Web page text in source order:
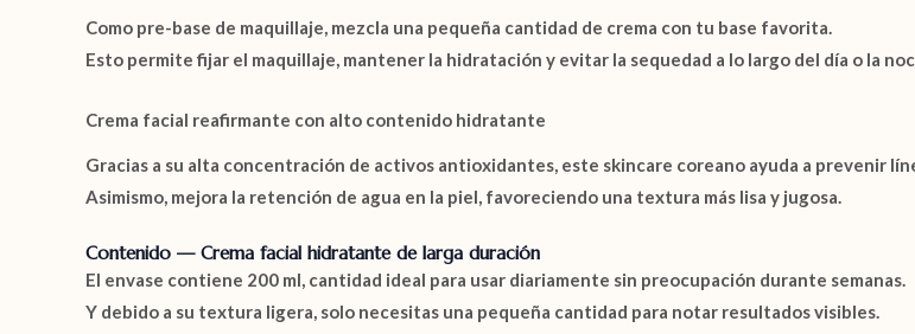
Como pre-base de maquillaje, mezcla una pequeña cantidad de crema con tu base favorita.
Esto permite fijar el maquillaje, mantener la hidratación y evitar la sequedad a lo largo del día o la
Crema facial reafirmante con alto contenido hidratante
Gracias a su alta concentración de activos antioxidantes, este skincare coreano ayuda a prevenir
Asimismo, mejora la retención de agua en la piel, favoreciendo una textura más lisa y jugosa.
Contenido — Crema facial hidratante de larga duración
El envase contiene 200 ml, cantidad ideal para usar diariamente sin preocupación durante semanas.
Y debido a su textura ligera, solo necesitas una pequeña cantidad para notar resultados visibles.